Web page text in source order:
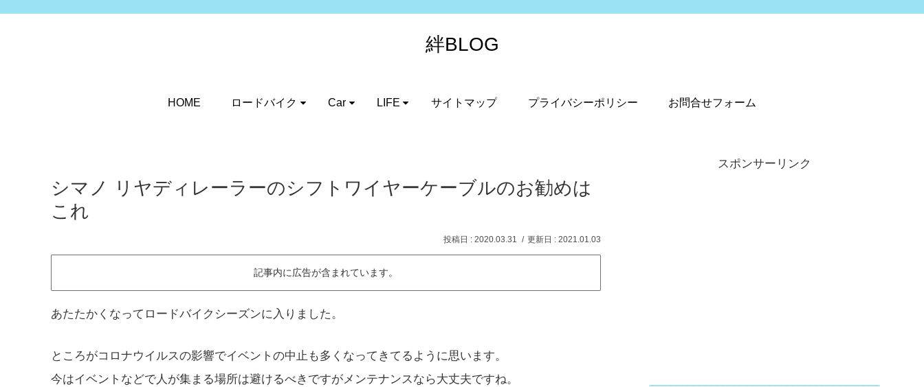
絆BLOG
HOME ロードバイク Car LIFE サイトマップ プライバシーポリシー お問合せフォーム
シマノ リヤディレーラーのシフトワイヤーケーブルのお勧めは
これ
2020.03.31 2021.01.03
記事内に広告が含まれています。
あたたかくなってロードバイクシーズンに入りました。
ところがコロナウイルスの影響でイベントの中止も多くなってきてるように思います。
今はイベントなどで人が集まる場所は避けるべきですがメンテナンスなら大丈夫ですね。
スポンサーリンク